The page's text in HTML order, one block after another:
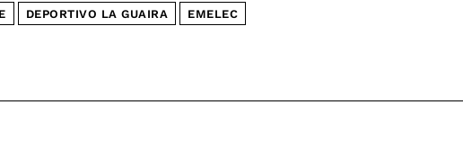
DEPORTIVO LA GUAIRA EMELEC